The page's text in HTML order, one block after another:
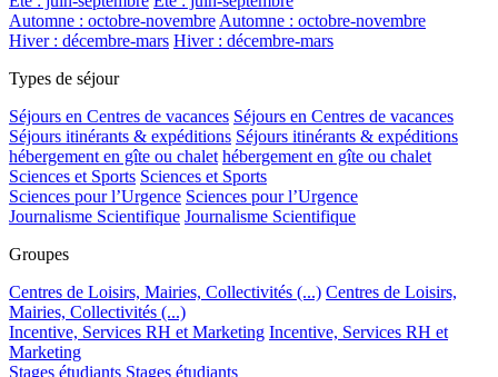
Automne : octobre-novembre Automne : octobre-novembre
Hiver : décembre-mars Hiver : décembre-mars
Types de séjour
Séjours en Centres de vacances Séjours en Centres de vacances
Séjours itinérants & expéditions Séjours itinérants & expéditions
hébergement en gîte ou chalet hébergement en gîte ou chalet
Sciences et Sports Sciences et Sports
Sciences pour l’Urgence Sciences pour l’Urgence
Journalisme Scientifique Journalisme Scientifique
Groupes
Centres de Loisirs, Mairies, Collectivités (...) Centres de Loisirs,
Mairies, Collectivités (...)
Incentive, Services RH et Marketing Incentive, Services RH et
Marketing
Stages étudiants Stages étudiants